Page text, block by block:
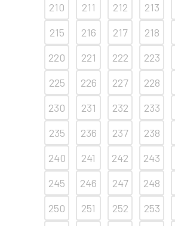
210
211 212 213
215
216 217 218
220
221 222 223
225
226 227 228
230
231 232 233
235
236 237 238
240
241 242 243
245
246 247 248
250
251 252 253